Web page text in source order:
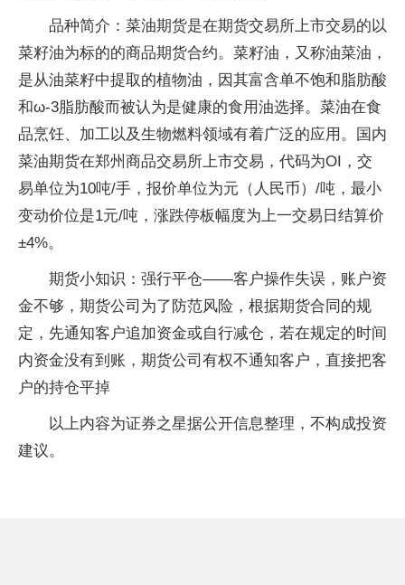
品种简介：菜油期货是在期货交易所上市交易的以
菜籽油为标的的商品期货合约。菜籽油，又称油菜油，
是从油菜籽中提取的植物油，因其富含单不饱和脂肪酸
和ω-3脂肪酸而被认为是健康的食用油选择。菜油在食
品烹饪、加工以及生物燃料领域有着广泛的应用。国内
菜油期货在郑州商品交易所上市交易，代码为OI，交
易单位为10吨/手，报价单位为元（人民币）/吨，最小
变动价位是1元/吨，涨跌停板幅度为上一交易日结算价
±4%。
期货小知识：强行平仓——客户操作失误，账户资
金不够，期货公司为了防范风险，根据期货合同的规
定，先通知客户追加资金或自行减仓，若在规定的时间
内资金没有到账，期货公司有权不通知客户，直接把客
户的持仓平掉
以上内容为证券之星据公开信息整理，不构成投资
建议。